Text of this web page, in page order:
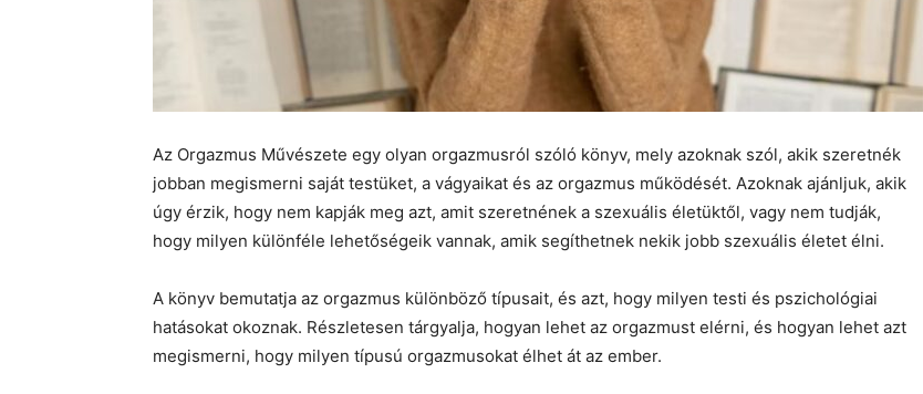
Az Orgazmus Művészete egy olyan orgazmusról szóló könyv, mely azoknak szól, akik szeretnék
jobban megismerni saját testüket, a vágyaikat és az orgazmus működését. Azoknak ajánljuk, akik
úgy érzik, hogy nem kapják meg azt, amit szeretnének a szexuális életüktől, vagy nem tudják,
hogy milyen különféle lehetőségeik vannak, amik segíthetnek nekik jobb szexuális életet élni.
A könyv bemutatja az orgazmus különböző típusait, és azt, hogy milyen testi és pszichológiai
hatásokat okoznak. Részletesen tárgyalja, hogyan lehet az orgazmust elérni, és hogyan lehet azt
megismerni, hogy milyen típusú orgazmusokat élhet át az ember.